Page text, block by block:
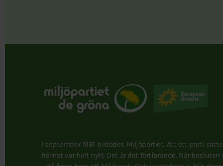
I september 1981 bildades Miljöpartiet. Att ett parti
främst var helt nytt. Det är det fortfarande. När besluten